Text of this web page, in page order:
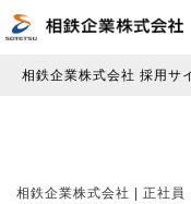
相鉄企業株式会社 採用サ
相鉄企業株式会社 | 正社員